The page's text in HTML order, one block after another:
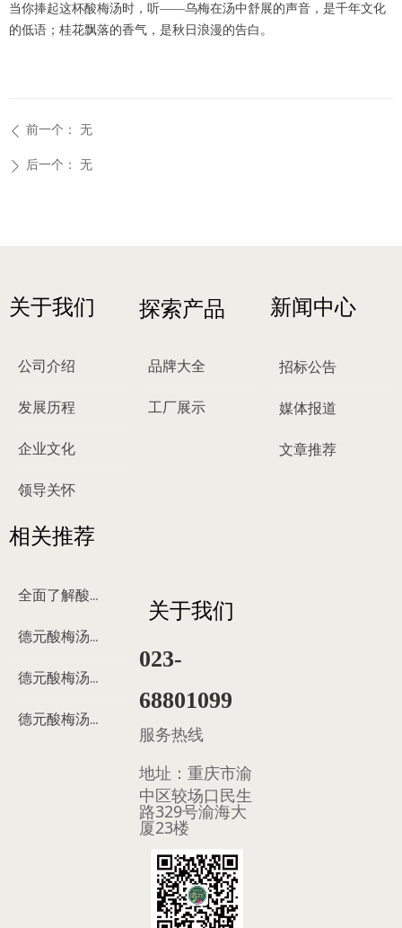
当你捧起这杯酸梅汤时，听——乌梅在汤中舒展的声音，是千年文化
的低语；桂花飘落的香气，是秋日浪漫的告白。
ꄴ 前一个： 无
ꄲ 后一个： 无
关于我们
公司介绍
发展历程
企业文化
领导关怀
探索产品
品牌大全
工厂展示
招标公告
媒体报道
文章推荐
新闻中心
关于我们
023-
68801099
服务热线
地址： 重庆市渝
中区较场口民生
路329号渝海大
厦23楼
相关推荐
全面了解酸梅汤
德元酸梅汤来历
德元酸梅汤制作过程
德元酸梅汤多少钱